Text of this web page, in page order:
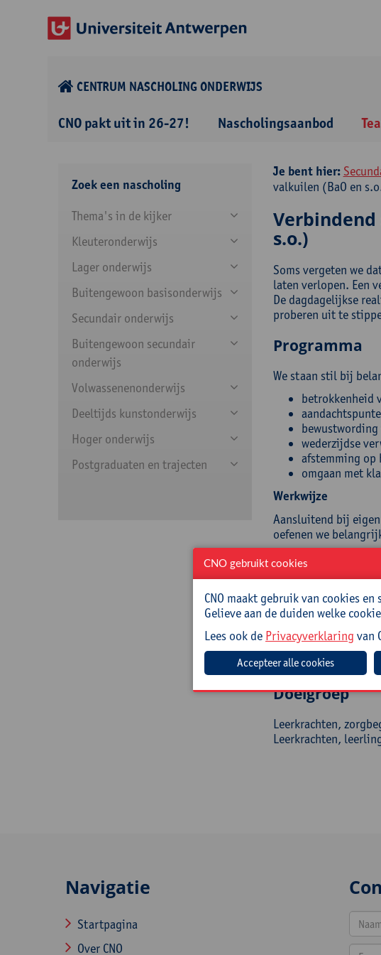
CENTRUM NASCHOLING ONDERWIJS
CNO pakt uit in 26-27! Nascholingsaanbod
Zoek een nascholing
Thema's in de kijker
Kleuteronderwijs
Lager onderwijs
Buitengewoon basisonderwijs
Secundair onderwijs
Buitengewoon secundair
onderwijs
Volwassenenonderwijs
Deeltijds kunstonderwijs
Hoger onderwijs
Postgraduaten en trajecten
Je bent hier:
valkuilen (BaO en
s.o.)
Soms vergeten we
laten verlopen. Een
De dagdagelijkse
proberen uit te
Programma
We staan stil bij
betrokkenheid
wederzijdse
afstemming op
omgaan met
Werkwijze
Aansluitend bij
oefenen we
Doelstellingen
Op het einde van
heb je inzicht
heb je zicht op
ben je
hanteer je
Doelgroep
Leerkrachten,
Leerkrachten,
Navigatie
Startpagina
Over CNO
CNO gebruikt cookies
CNO maakt gebruik van cookies
Gelieve aan de duiden welke
Lees ook de Privacyverklaring van